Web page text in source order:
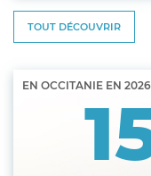
TOUT DÉCOUVRIR
EN OCCITANIE EN 2026